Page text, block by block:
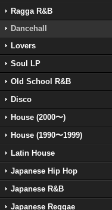
Ragga R&B
Dancehall
Lovers
Soul LP
Old School R&B
Disco
House (2000〜)
House (1990〜1999)
Latin House
Japanese Hip Hop
Japanese R&B
Japanese Reggae